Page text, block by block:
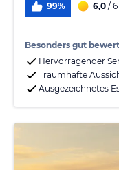
99% 6,0 / 6
Besonders gut
Hervorragender
Traumhafte
Ausgezeichnetes